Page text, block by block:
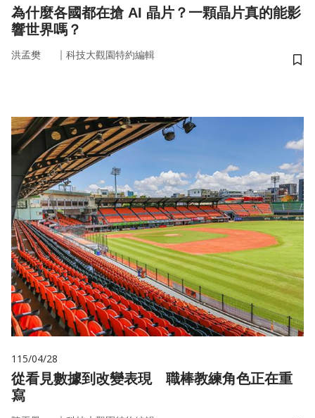
為什麼各國都在搶 AI 晶片？一顆晶片真的能影
響世界嗎？
洪孟樊 ｜ 科技大觀園特約編輯
儲
115/04/28
從看見數據到改變表現 職棒教練角色正在重
寫